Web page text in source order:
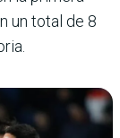
un total de 8